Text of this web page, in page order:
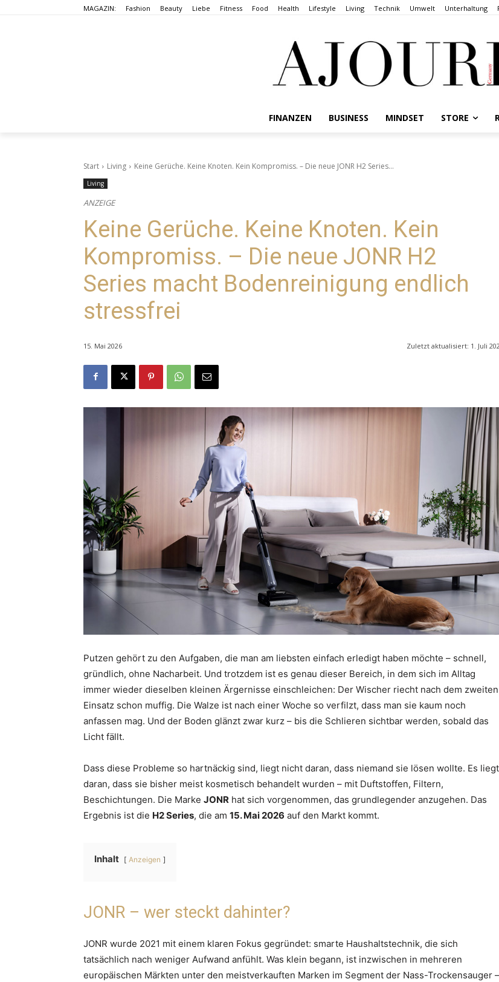
MAGAZIN: Fashion Beauty Liebe Fitness Food Health Lifestyle Living Technik Umwelt Unterhaltung
FINANZEN BUSINESS MINDSET STORE
Start Living Keine Gerüche. Keine Knoten. Kein Kompromiss. – Die neue JONR H2 Series...
Living
ANZEIGE
Keine Gerüche. Keine Knoten. Kein
Kompromiss. – Die neue JONR H2
Series macht Bodenreinigung endlich
stressfrei
15. Mai 2026 Zuletzt aktualisiert: 1. Juli
Putzen gehört zu den Aufgaben, die man am liebsten einfach erledigt haben möchte – schnell,
gründlich, ohne Nacharbeit. Und trotzdem ist es genau dieser Bereich, in dem sich im Alltag
immer wieder dieselben kleinen Ärgernisse einschleichen: Der Wischer riecht nach dem zweiten
Einsatz schon muffig. Die Walze ist nach einer Woche so verfilzt, dass man sie kaum noch
anfassen mag. Und der Boden glänzt zwar kurz – bis die Schlieren sichtbar werden, sobald das
Licht fällt.
Dass diese Probleme so hartnäckig sind, liegt nicht daran, dass niemand sie lösen wollte. Es liegt
daran, dass sie bisher meist kosmetisch behandelt wurden – mit Duftstoffen, Filtern,
Beschichtungen. Die Marke JONR hat sich vorgenommen, das grundlegender anzugehen. Das
Ergebnis ist die H2 Series, die am 15. Mai 2026 auf den Markt kommt.
Inhalt Anzeigen
JONR – wer steckt dahinter?
JONR wurde 2021 mit einem klaren Fokus gegründet: smarte Haushaltstechnik, die sich
tatsächlich nach weniger Aufwand anfühlt. Was klein begann, ist inzwischen in mehreren
europäischen Märkten unter den meistverkauften Marken im Segment der Nass-Trockensauger –